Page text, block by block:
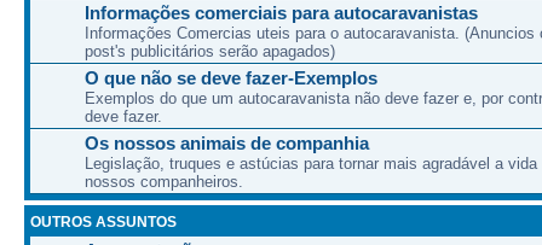
Informações comerciais para autocaravanistas
Informações Comercias uteis para o autocaravanista. (Anuncios
post's publicitários serão apagados)
O que não se deve fazer-Exemplos
Exemplos do que um autocaravanista não deve fazer e, por
deve fazer.
Os nossos animais de companhia
Legislação, truques e astúcias para tornar mais agradável a vida
nossos companheiros.
OUTROS ASSUNTOS